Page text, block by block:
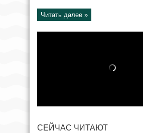
Читать далее »
СЕЙЧАС ЧИТАЮТ